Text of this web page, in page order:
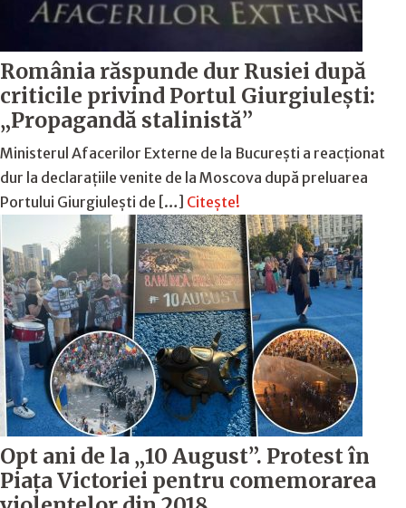
România răspunde dur Rusiei după
criticile privind Portul Giurgiulești:
„Propagandă stalinistă”
Ministerul Afacerilor Externe de la București a reacționat
dur la declarațiile venite de la Moscova după preluarea
Portului Giurgiulești de […] Citește!
Opt ani de la „10 August”. Protest în
Piața Victoriei pentru comemorarea